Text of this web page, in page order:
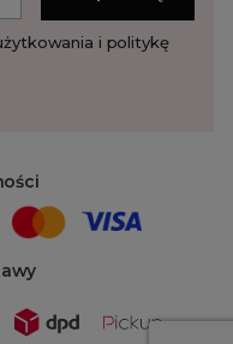
i politykę